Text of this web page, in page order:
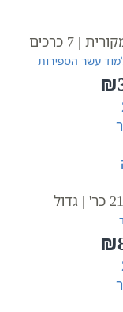
7 כרכים
עשר הספירות
₪
₪